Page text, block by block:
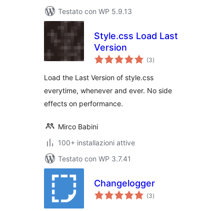
Testato con WP 5.9.13
Style.css Load Last
Version
(3valutazioni
totali
)
Load the Last Version of style.css
everytime, whenever and ever. No side
effects on performance.
Mirco Babini
100+ installazioni attive
Testato con WP 3.7.41
Changelogger
(3valutazioni
totali
)